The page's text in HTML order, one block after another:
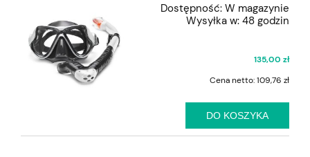
Dostępność: W magazynie
Wysyłka w: 48 godzin
135,00 zł
Cena netto:109,76 zł
DO KOSZYKA